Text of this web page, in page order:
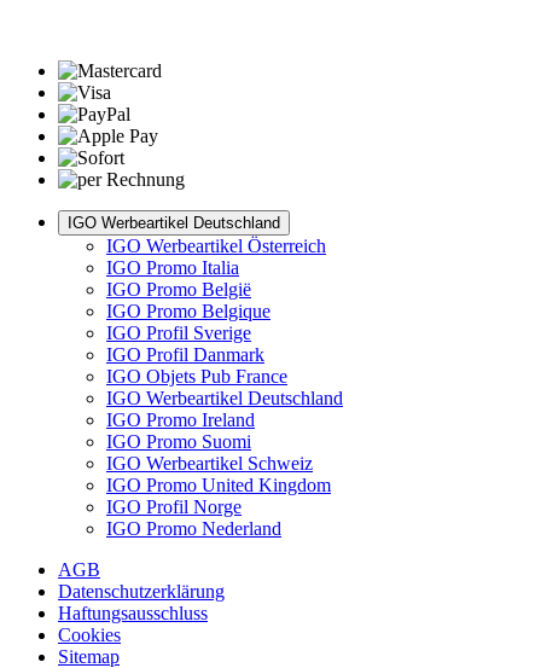
IGO Werbeartikel Deutschland
IGO Werbeartikel Österreich
IGO Promo Italia
IGO Promo België
IGO Promo Belgique
IGO Profil Sverige
IGO Profil Danmark
IGO Objets Pub France
IGO Werbeartikel Deutschland
IGO Promo Ireland
IGO Promo Suomi
IGO Werbeartikel Schweiz
IGO Promo United Kingdom
IGO Profil Norge
IGO Promo Nederland
AGB
Datenschutzerklärung
Haftungsausschluss
Cookies
Sitemap